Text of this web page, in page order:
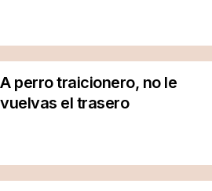
A perro traicionero, no le
vuelvas el trasero